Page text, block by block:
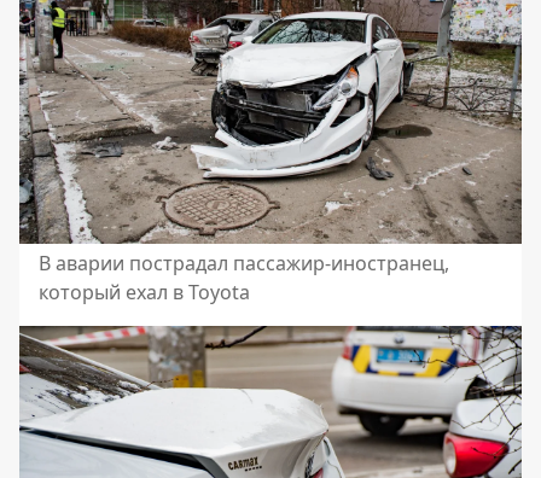
В аварии пострадал пассажир-иностранец,
который ехал в Toyota